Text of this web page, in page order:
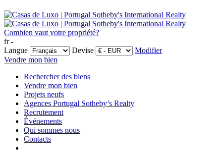
Combien vaut votre propriété?
fr -
Langue
Devise
Modifier
Vendre mon bien
Rechercher des biens
Vendre mon bien
Projets neufs
Agences Portugal Sotheby’s Realty
Recrutement
Événements
Qui sommes nous
Contacts